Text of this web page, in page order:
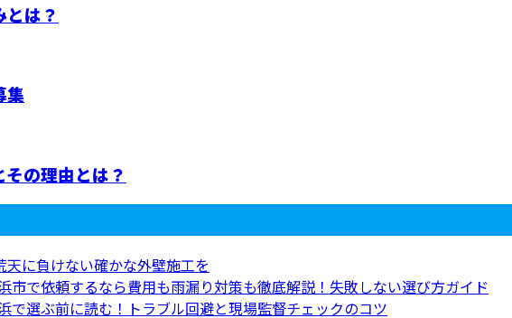
は？
集
の理由とは？
に負けない確かな外壁施工を
市で依頼するなら費用も雨漏り対策も徹底解説！失敗しない選び方ガイド
で選ぶ前に読む！トラブル回避と現場監督チェックのコツ